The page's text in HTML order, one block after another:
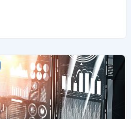
Contratos: Aplicações Práticas da IA